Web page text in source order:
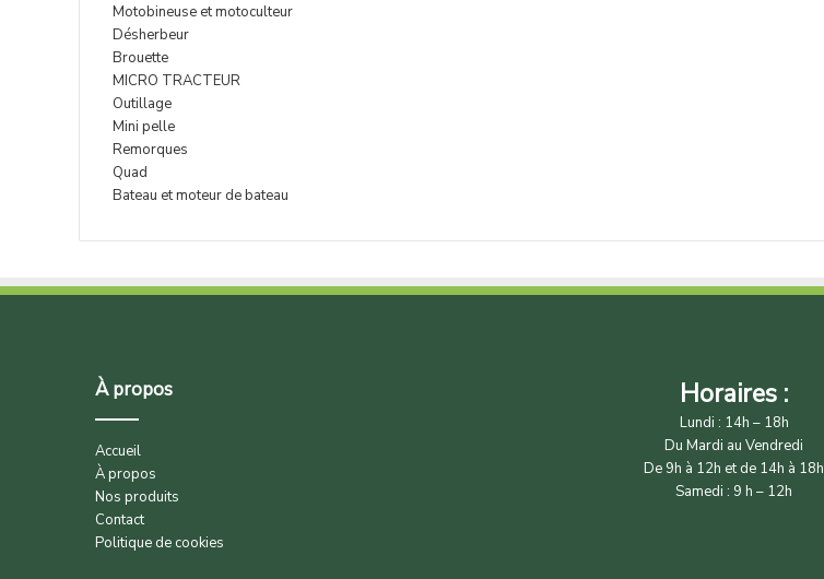
Motobineuse et motoculteur
Désherbeur
Brouette
MICRO TRACTEUR
Outillage
Mini pelle
Remorques
Quad
Bateau et moteur de bateau
À propos
Accueil
À propos
Nos produits
Contact
Politique de cookies
Horaires :
Lundi : 14h – 18h
Du Mardi au Vendredi
De 9h à 12h et de 14h à 18h
Samedi : 9 h – 12h